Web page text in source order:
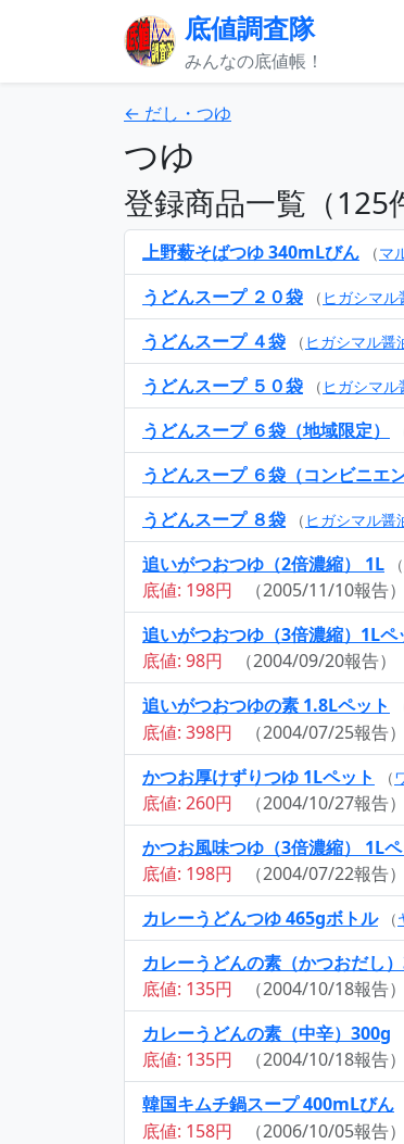
底値調査隊
みんなの底値帳！
← だし・つゆ
つゆ
登録商品一覧（125
上野薮そばつゆ 340mLびん
（マ
うどんスープ ２０袋 （ ヒガシマル
うどんスープ ４袋 （ ヒガシマル醤
うどんスープ ５０袋 （ ヒガシマル
うどんスープ ６袋（地域限定）
うどんスープ ６袋（コンビニエ
うどんスープ ８袋 （ ヒガシマル醤
追いがつおつゆ（2倍濃縮） 1L （
底値: 198円
（2005/11/10報告）
追いがつおつゆ（3倍濃縮）1Lペ
底値: 98円
（2004/09/20報告）
追いがつおつゆの素 1.8Lペット
底値: 398円
（2004/07/25報告）
かつお厚けずりつゆ 1Lペット
（
底値: 260円
（2004/10/27報告）
かつお風味つゆ（3倍濃縮） 1Lペ
底値: 198円
（2004/07/22報告）
カレーうどんつゆ 465gボトル
（
カレーうどんの素（かつおだし
底値: 135円
（2004/10/18報告）
カレーうどんの素（中辛）300g
底値: 135円
（2004/10/18報告）
韓国キムチ鍋スープ 400mLびん
底値: 158円
（2006/10/05報告）